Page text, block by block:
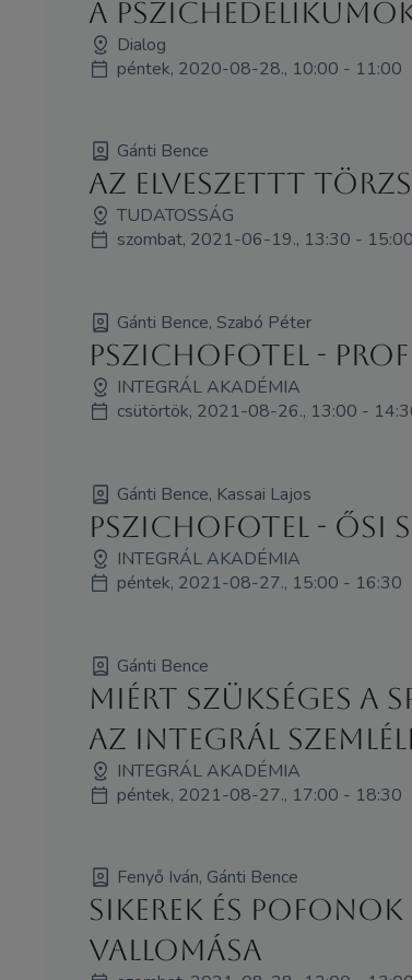
A
Dialog
péntek, 2020-08-28., 10:00 - 11:00
Gánti Bence
Az elveszettt
TUDATOSSÁG
szombat, 2021-06-19., 13:30 - 15:00
Gánti Bence, Szabó Péter
PSZICHOFOTEL -
INTEGRÁL AKADÉMIA
csütörtök, 2021-08-26., 13:00 -
Gánti Bence, Kassai Lajos
PSZICHOFOTEL -
INTEGRÁL AKADÉMIA
péntek, 2021-08-27., 15:00 - 16:30
Gánti Bence
Miért szükséges a
az integrál
INTEGRÁL AKADÉMIA
péntek, 2021-08-27., 17:00 - 18:30
Fenyő Iván, Gánti Bence
Sikerek és
vallomása